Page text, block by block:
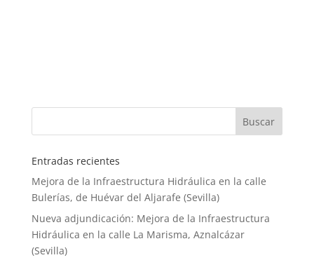
Entradas recientes
Mejora de la Infraestructura Hidráulica en la calle
Bulerías, de Huévar del Aljarafe (Sevilla)
Nueva adjundicación: Mejora de la Infraestructura
Hidráulica en la calle La Marisma, Aznalcázar
(Sevilla)